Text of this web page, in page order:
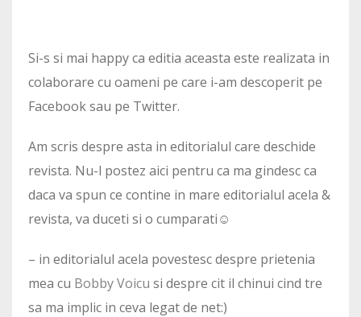
Si-s si mai happy ca editia aceasta este realizata in
colaborare cu oameni pe care i-am descoperit pe
Facebook sau pe Twitter.
Am scris despre asta in editorialul care deschide
revista. Nu-l postez aici pentru ca ma gindesc ca
daca va spun ce contine in mare editorialul acela &
revista, va duceti si o cumparati☺
– in editorialul acela povestesc despre prietenia
mea cu Bobby Voicu si despre cit il chinui cind tre
sa ma implic in ceva legat de net:)